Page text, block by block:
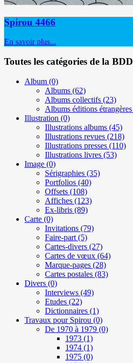
Spirou 4466
En savoir plus...
Toutes les catégories de la BDD
Album (0)
Albums (62)
Albums collectifs (23)
Albums éditions étrangères
Illustration (0)
Illustrations albums (45)
Illustrations revues (218)
Illustrations presses (110)
Illustrations livres (53)
Image (0)
Sérigraphies (35)
Portfolios (40)
Offsets (108)
Affiches (123)
Ex-libris (89)
Carte (0)
Invitations (79)
Faire-part (5)
Cartes-divers (27)
Cartes de vœux (64)
Marque-pages (28)
Cartes postales (83)
Divers (0)
Interviews (49)
Etudes (22)
Dictionnaires (1)
Travaux pour Spirou (0)
De 1970 à 1979 (0)
1973 (1)
1974 (1)
1975 (0)